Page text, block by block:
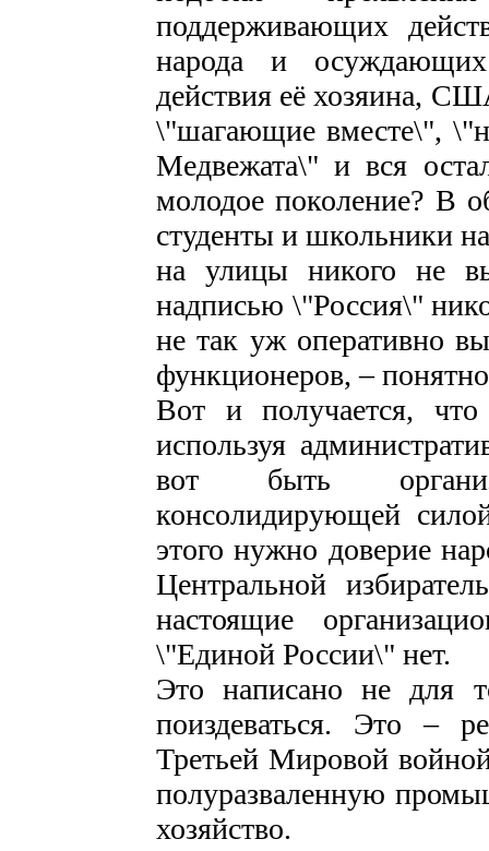
поддерживающих
народа и
действия её хозяина,
\"шагающие вместе\",
Медвежата\" и вся
молодое поколение? В
студенты и школьники
на улицы никого не
надписью \"Россия\"
не так уж оперативно
функционеров, –
Вот и получается,
используя
вот быть
консолидирующей
этого нужно доверие
Центральной
настоящие
\"Единой России\" нет.
Это написано не для
поиздеваться. Это –
Третьей Мировой
полуразваленную
хозяйство.